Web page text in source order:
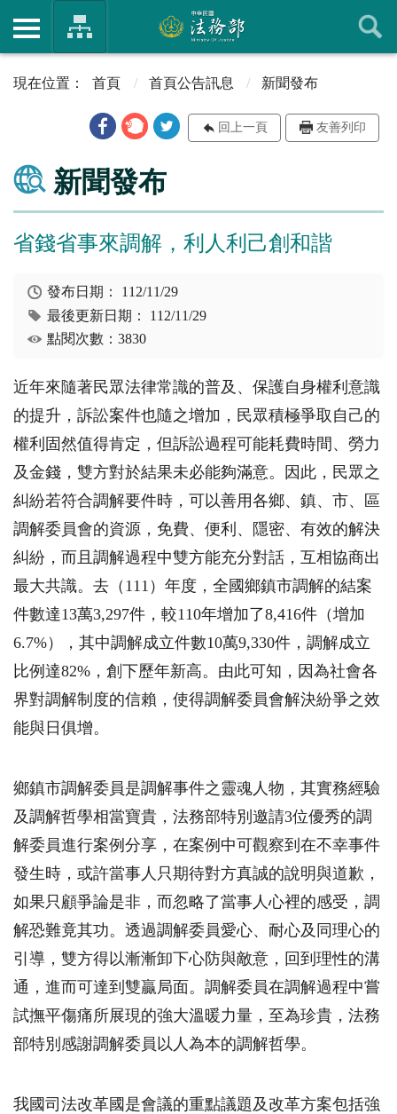
首頁 首頁公告訊息 新聞發布
回上一頁 友善列印
新聞發布
省錢省事來調解，利人利己創和諧
發布日期： 112/11/29
最後更新日期： 112/11/29
點閱次數：3830
近年來隨著民眾法律常識的普及、保護自身權利意識
的提升，訴訟案件也隨之增加，民眾積極爭取自己的
權利固然值得肯定，但訴訟過程可能耗費時間、勞力
及金錢，雙方對於結果未必能夠滿意。因此，民眾之
糾紛若符合調解要件時，可以善用各鄉、鎮、市、區
調解委員會的資源，免費、便利、隱密、有效的解決
糾紛，而且調解過程中雙方能充分對話，互相協商出
最大共識。去（ 111 ）年度，全國鄉鎮市調解的結案
件數達13萬3,297件，較110年增加了8,416件（增加
6.7%），其中調解成立件數10萬9,330件，調解成立
比例達82% ，創下歷年新高。由此可知，因為社會各
界對調解制度的信賴，使得調解委員會解決紛爭之效
能與日俱增。
鄉鎮市調解委員是調解事件之靈魂人物，其實務經驗
及調解哲學相當寶貴，法務部特別邀請3位優秀的調
解委員進行案例分享，在案例中可觀察到在不幸事件
發生時，或許當事人只期待對方真誠的說明與道歉，
如果只顧爭論是非，而忽略了當事人心裡的感受，調
解恐難竟其功。透過調解委員愛心、耐心及同理心的
引導，雙方得以漸漸卸下心防與敵意，回到理性的溝
通，進而可達到雙贏局面。調解委員在調解過程中嘗
試撫平傷痛所展現的強大溫暖力量，至為珍貴，法務
部特別感謝調解委員以人為本的調解哲學。
我國司法改革國是會議的重點議題及改革方案包括強